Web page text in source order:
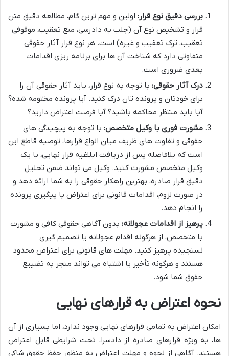
بررسی دقیق نوع قرار: اولین و مهم ترین گام، مطالعه دقیق متن
قرار و تشخیص نوع آن (جلب به دادرسی، منع تعقیب، موقوفی
تعقیب، ترک تعقیب و غیره) است. هر نوع قرار آثار حقوقی
متفاوتی دارد که شناخت آن ها برای برنامه ریزی اقدامات
بعدی ضروری است.
درک آثار حقوقی: با توجه به نوع قرار، باید آثار حقوقی آن را
برای خودتان و پرونده تان درک کنید. آیا پرونده مختومه شده؟
آیا باید منتظر محاکمه باشید؟ آیا فرصت اعتراض دارید؟
مشورت فوری با وکیل متخصص: با توجه به پیچیدگی های
حقوقی و تفاوت های ظریف میان انواع قرارها، توصیه قاطع این
است که بلافاصله پس از دریافت ابلاغیه قرار نهایی، با یک
وکیل متخصص مشورت کنید. وکیل می تواند ضمن تحلیل
دقیق قرار صادره، بهترین راهکار حقوقی را به شما ارائه دهد و
در صورت لزوم، اقدامات قانونی برای اعتراض یا پیگیری پرونده
را انجام دهد.
پرهیز از اقدامات عجولانه: بدون آگاهی حقوقی کافی و مشورت
با متخصص، از هرگونه اقدام عجولانه یا تصمیم گیری
نسنجیده پرهیز کنید. مهلت های قانونی برای اعتراض محدود
هستند و هرگونه تأخیر یا اشتباه می تواند منجر به تضییع
حقوق شما شود.
نحوه اعتراض به قرارهای نهایی
امکان اعتراض به تمامی قرارهای نهایی وجود ندارد، اما بسیاری از آن
ها، به ویژه قرارهای صادره از دادسرا، تحت شرایطی قابل اعتراض
هستند. آگاهی از نحوه و مهلت اعتراض به منظور حفظ حقوق شاکی